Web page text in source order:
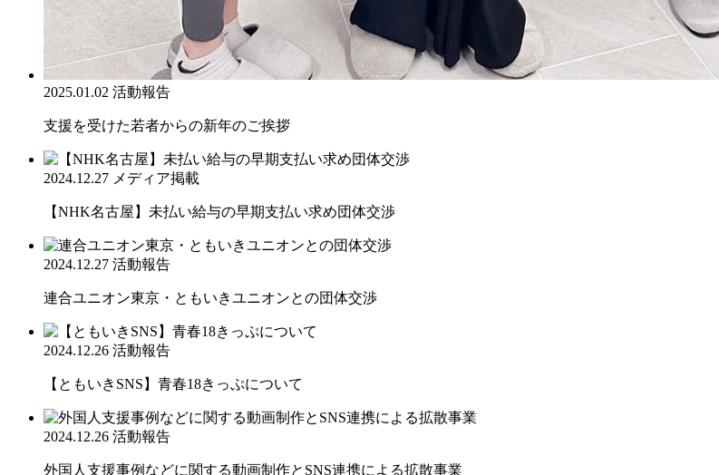
2025.01.02 活動報告
支援を受けた若者からの新年のご挨拶
2024.12.27 メディア掲載
【NHK名古屋】未払い給与の早期支払い求め団体交渉
2024.12.27 活動報告
連合ユニオン東京・ともいきユニオンとの団体交渉
2024.12.26 活動報告
【ともいきSNS】青春18きっぷについて
2024.12.26 活動報告
外国人支援事例などに関する動画制作とSNS連携による拡散事業